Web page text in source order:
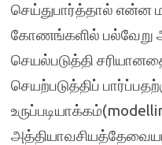
செய்துபார்த்தால் என்ன
கோணங்களில் பல்வேறு
செயல்படுத்தி
செயற்படுத்திப்